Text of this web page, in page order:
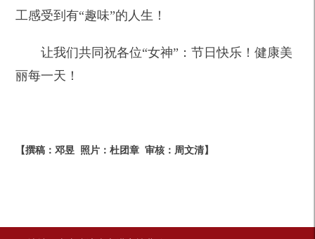
工感受到有“趣味”的人生！
让我们共同祝各位“女神”：节日快乐！健康美
丽每一天！
【撰稿：邓昱 照片：杜团章 审核：周文清】